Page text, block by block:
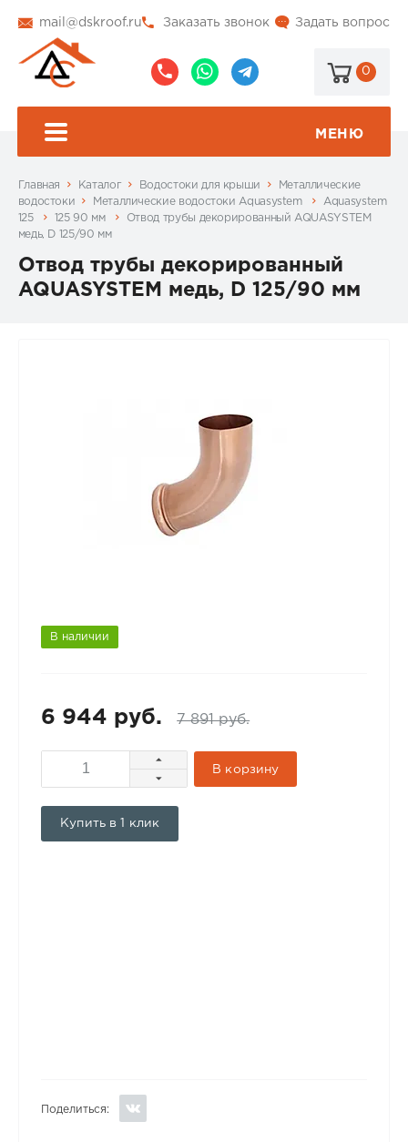
mail@dskroof.ru Задать вопрос
Заказать звонок
0
МЕНЮ
Главная Каталог Водостоки для крыши
Металлические
водостоки
Металлические водостоки Aquasystem
Aquasystem
125
125 90 мм
Отвод трубы декорированный AQUASYSTEM
медь, D 125/90 мм
Отвод трубы декорированный
AQUASYSTEM медь, D 125/90 мм
В наличии
6 944 руб. 7 891 руб.
В корзину
Купить в 1 клик
Поделиться: